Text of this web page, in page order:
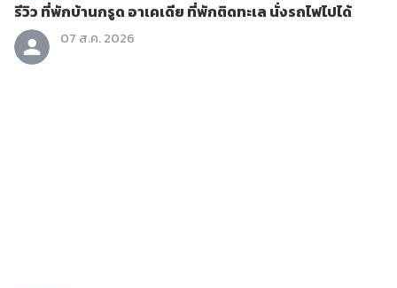
รีวิว ที่พักบ้านกรูด อาเคเดีย ที่พักติดทะเล นั่งรถไฟไปได้
07 ส.ค. 2026